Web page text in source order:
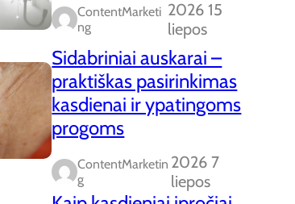
ContentMarketi
Ng
2026 15
liepos
Sidabriniai auskarai –
praktiškas pasirinkimas
kasdienai ir ypatingoms
progoms
ContentMarketin
G
2026 7
liepos